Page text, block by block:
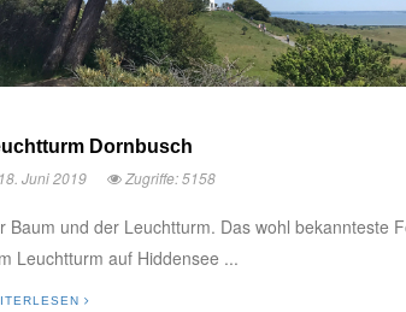
Dornbusch
18. Juni 2019
Zugriffe: 5158
Baum und der Leuchtturm. Das wohl bekannteste
Leuchtturm auf Hiddensee ...